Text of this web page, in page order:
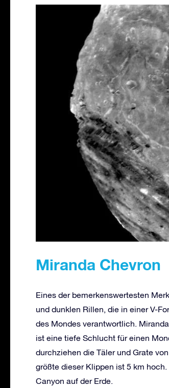
Miranda Chevron
Eines der bemerkenswertesten
und dunklen Rillen, die in einer V-
des Mondes verantwortlich.
ist eine tiefe Schlucht für einen
durchziehen die Täler und Grate
größte dieser Klippen ist 5 km
Canyon auf der Erde.